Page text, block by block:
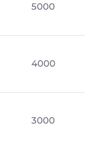
5000
4000
3000